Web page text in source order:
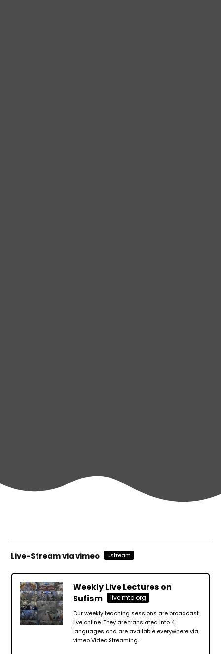
Live-Stream via vimeo ustream
Weekly Live Lectures on
Sufism
live.mto.org
Our weekly teaching sessions are broadcast
live online. They are translated into 4
languages and are available everywhere via
vimeo Video Streaming.